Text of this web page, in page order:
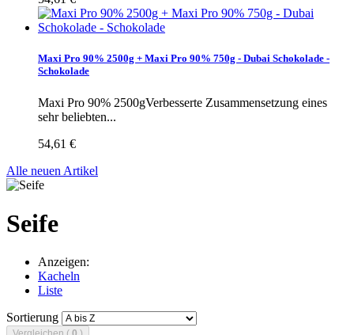
Maxi Pro 90% 2500g + Maxi Pro 90% 750g - Dubai Schokolade -
Schokolade
Maxi Pro 90% 2500gVerbesserte Zusammensetzung eines
sehr beliebten...
54,61 €
Alle neuen Artikel
Seife
Anzeigen:
Kacheln
Liste
Sortierung